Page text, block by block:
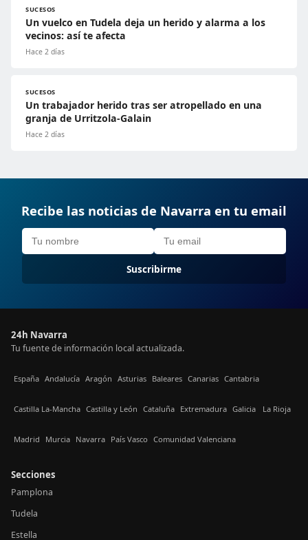
SUCESOS
Un vuelco en Tudela deja un herido y alarma a los
vecinos: así te afecta
Hace 2 días
SUCESOS
Un trabajador herido tras ser atropellado en una
granja de Urritzola-Galain
Hace 2 días
Recibe las noticias de Navarra en tu email
Suscribirme
24h Navarra
Tu fuente de información local actualizada.
España Andalucía Aragón Asturias Baleares Canarias Cantabria
Castilla La-Mancha Castilla y León Cataluña Extremadura Galicia La Rioja
Madrid Murcia Navarra País Vasco Comunidad Valenciana
Secciones
Pamplona
Tudela
Estella